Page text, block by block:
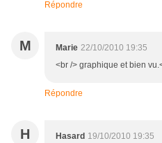
Répondre
M Marie 22/10/2010 19:35
<br /> graphique et bien
Répondre
H Hasard 19/10/2010 19:35